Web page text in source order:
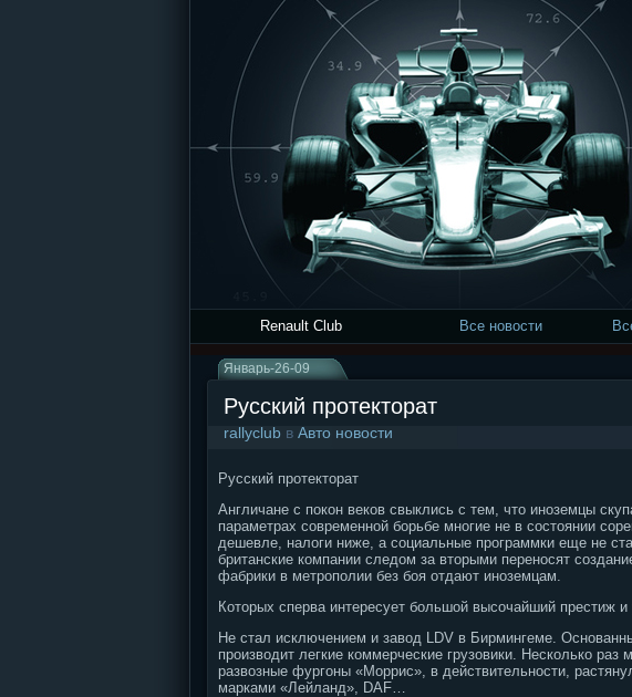
Renault Club Все новости
Январь-26-09
Русский протекторат
rallyclub в Авто новости
Русский протекторат
Англичане с покон веков свыклись с тем, что иноземцы
параметрах современной борьбе многие не в состоянии
дешевле, налоги ниже, а социальные программки еще не
британские компании следом за вторыми переносят
фабрики в метрополии без боя отдают иноземцам.
Которых сперва интересует большой высочайший престиж и
Не стал исключением и завод LDV в Бирмингеме.
производит легкие коммерческие грузовики. Несколько
развозные фургоны «Моррис», в действительности,
марками «Лейланд», DAF…